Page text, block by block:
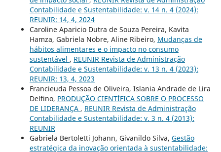
Contabilidade e Sustentabilidade: v. 14 n. 4 (2024):
REUNIR: 14, 4, 2024
Caroline Aparicio Dutra de Souza Pereira, Kavita
Hamza, Gabriela Nobre, Aline Ribeiro, Mudanças de
hábitos alimentares e o impacto no consumo
sustentável , REUNIR Revista de Administração
Contabilidade e Sustentabilidade: v. 13 n. 4 (2023):
REUNIR: 13, 4, 2023
Francieuda Pessoa de Oliveira, Islania Andrade de Lira
Delfino, PRODUÇÃO CIENTÍFICA SOBRE O PROCESSO
DE LIDERANÇA , REUNIR Revista de Administração
Contabilidade e Sustentabilidade: v. 3 n. 4 (2013):
REUNIR
Gabriela Bertoletti Johann, Givanildo Silva, Gestão
estratégica da inovação orientada à sustentabilidade: